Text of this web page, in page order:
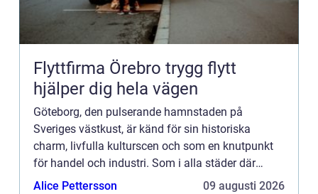
Flyttfirma Örebro trygg flytt
hjälper dig hela vägen
Göteborg, den pulserande hamnstaden på
Sveriges västkust, är känd för sin historiska
charm, livfulla kulturscen och som en knutpunkt
för handel och industri. Som i alla städer där
människor lever och...
Alice Pettersson 09 augusti 2026